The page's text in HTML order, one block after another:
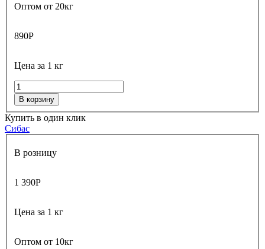
Оптом от 20кг
890Р
Цена за 1 кг
В корзину
Купить в один клик
Сибас
В розницу
1 390Р
Цена за 1 кг
Оптом от 10кг